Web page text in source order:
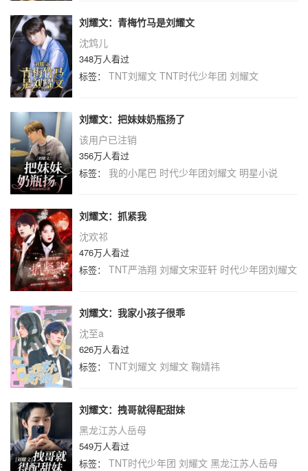
刘耀文：青梅竹马是刘耀文
沈鸩儿
348万人看过
标签： TNT刘耀文 TNT时代少年团 刘耀文
刘耀文：把妹妹奶瓶扬了
该用户已注销
356万人看过
标签： 我的小尾巴 时代少年团刘耀文 明星小说
刘耀文：抓紧我
沈欢祁
476万人看过
标签： TNT严浩翔 刘耀文宋亚轩 时代少年团刘耀文
刘耀文：我家小孩子很乖
沈至a
626万人看过
标签： TNT刘耀文 刘耀文 鞠婧祎
刘耀文：拽哥就得配甜妹
黑龙江苏人岳母
549万人看过
标签： TNT时代少年团 刘耀文 黑龙江苏人岳母